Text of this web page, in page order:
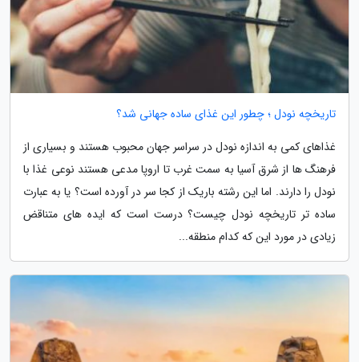
تاریخچه نودل ؛ چطور این غذای ساده جهانی شد؟
غذاهای کمی به اندازه نودل در سراسر جهان محبوب هستند و بسیاری از
فرهنگ ها از شرق آسیا به سمت غرب تا اروپا مدعی هستند نوعی غذا با
نودل را دارند. اما این رشته باریک از کجا سر در آورده است؟ یا به عبارت
ساده تر تاریخچه نودل چیست؟ درست است که ایده های متناقض
زیادی در مورد این که کدام منطقه...